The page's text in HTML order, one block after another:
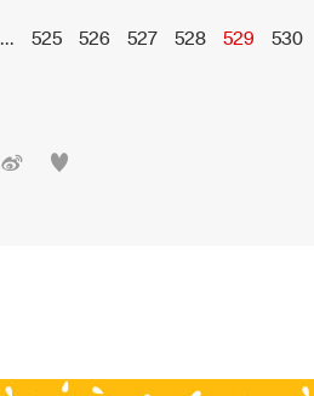
... 525 526 527 528 529 530
 